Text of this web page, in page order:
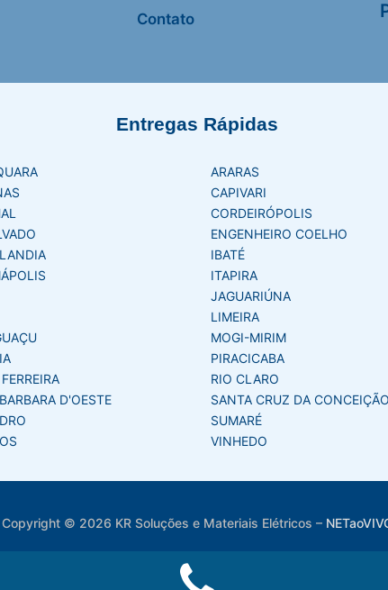
Contato
Entregas Rápidas
ARARAS
CAPIVARI
CORDEIRÓPOLIS
ENGENHEIRO COELHO
IBATÉ
ITAPIRA
JAGUARIÚNA
LIMEIRA
MOGI-MIRIM
PIRACICABA
RIO CLARO
D'OESTE SANTA CRUZ DA CONCEIÇÃO
SUMARÉ
VINHEDO
Copyright © 2026 KR Soluções e Materiais Elétricos –